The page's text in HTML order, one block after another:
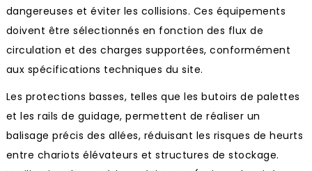
dangereuses et éviter les collisions. Ces équipements
doivent être sélectionnés en fonction des flux de
circulation et des charges supportées, conformément
aux spécifications techniques du site.
Les protections basses, telles que les butoirs de palettes
et les rails de guidage, permettent de réaliser un
balisage précis des allées, réduisant les risques de heurts
entre chariots élévateurs et structures de stockage.